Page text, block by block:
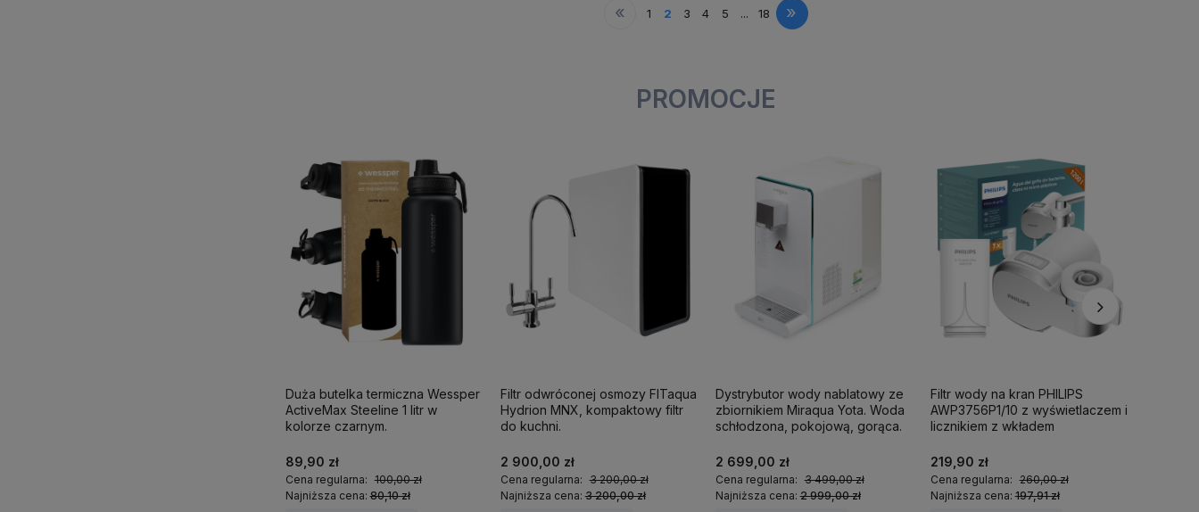
« 1 2 3 4 5 ... 18 »
PROMOCJE
Duża butelka termiczna Wessper
ActiveMax Steeline 1 litr w
kolorze czarnym.
89,90 zł
Cena regularna: 100,00 zł
Najniższa cena:80,10 zł
Filtr odwróconej osmozy FITaqua
Hydrion MNX, kompaktowy filtr
do kuchni.
2 900,00 zł
Cena regularna: 3 200,00 zł
Najniższa cena:3 200,00 zł
Dystrybutor wody nablatowy ze
zbiornikiem Miraqua Yota. Woda
schłodzona, pokojową, gorąca.
2 699,00 zł
Cena regularna: 3 499,00 zł
Najniższa cena:2 999,00 zł
Filtr wody na kran PHILIPS
AWP3756P1/10 z wyświetlaczem i
licznikiem z wkładem
219,90 zł
Cena regularna: 260,00 zł
Najniższa cena:197,91 zł